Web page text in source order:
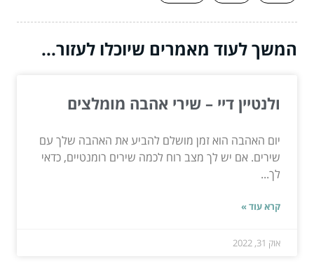
המשך לעוד מאמרים שיוכלו לעזור...
ולנטיין דיי – שירי אהבה מומלצים
יום האהבה הוא זמן מושלם להביע את האהבה שלך עם
שירים. אם יש לך מצב רוח לכמה שירים רומנטיים, כדאי
לך...
קרא עוד »
אוק 31, 2022